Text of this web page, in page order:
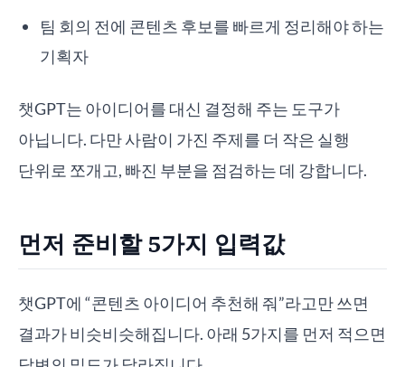
팀 회의 전에 콘텐츠 후보를 빠르게 정리해야 하는
기획자
챗GPT는 아이디어를 대신 결정해 주는 도구가
아닙니다. 다만 사람이 가진 주제를 더 작은 실행
단위로 쪼개고, 빠진 부분을 점검하는 데 강합니다.
먼저 준비할 5가지 입력값
챗GPT에 “콘텐츠 아이디어 추천해 줘”라고만 쓰면
결과가 비슷비슷해집니다. 아래 5가지를 먼저 적으면